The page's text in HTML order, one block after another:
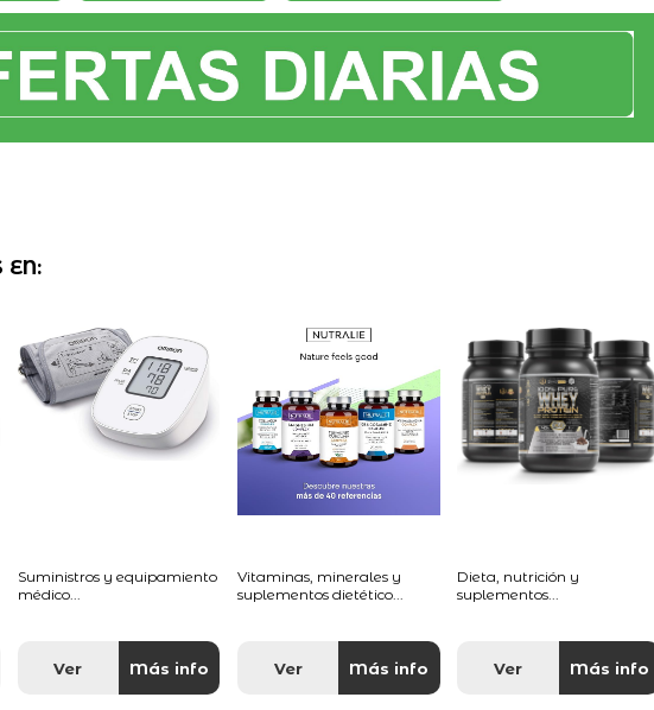
EN:
Suministros y equipamiento
médico...
Ver Más info
Vitaminas, minerales y
suplementos dietético...
Ver Más info
Dieta, nutrición y
suplementos...
Ver Más info